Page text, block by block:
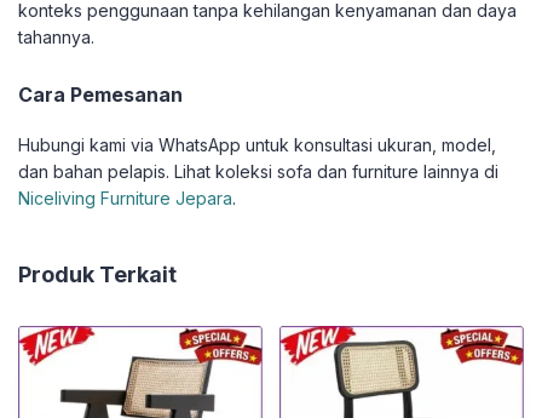
konteks penggunaan tanpa kehilangan kenyamanan dan daya
tahannya.
Cara Pemesanan
Hubungi kami via WhatsApp untuk konsultasi ukuran, model,
dan bahan pelapis. Lihat koleksi sofa dan furniture lainnya di
Niceliving Furniture Jepara.
Produk Terkait